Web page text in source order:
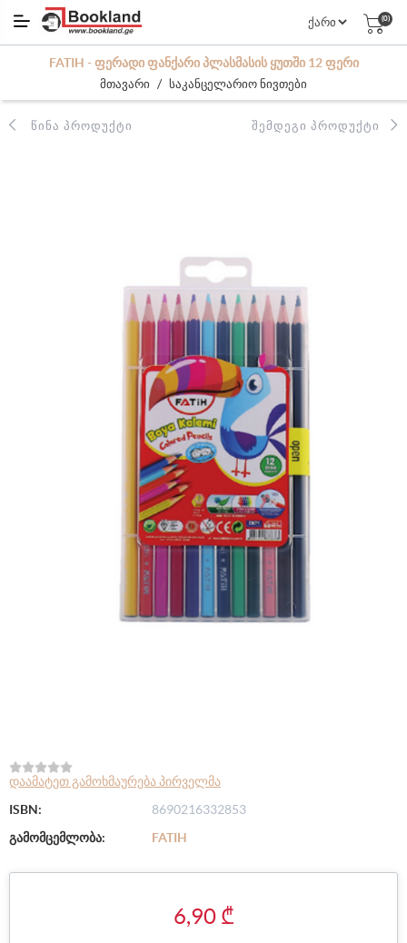
(0)
FATIH - ᲤᲔᲠᲐᲓᲘ ᲤᲐᲜᲥᲐᲠᲘ ᲞᲚᲐᲡᲛᲐᲡᲘᲡ ᲧᲣᲗᲨᲘ 12 ᲤᲔᲠᲘ
მთავარი / საკანცელარიო ნივთები
ᲬᲘᲜᲐ ᲞᲠᲝᲓᲣᲥᲢᲘ ᲨᲔᲛᲓᲔᲒᲘ ᲞᲠᲝᲓᲣᲥᲢᲘ
დაამატეთ გამოხმაურება პირველმა
ISBN:
8690216332853
გამომცემლობა:
FATIH
6,90 ₾